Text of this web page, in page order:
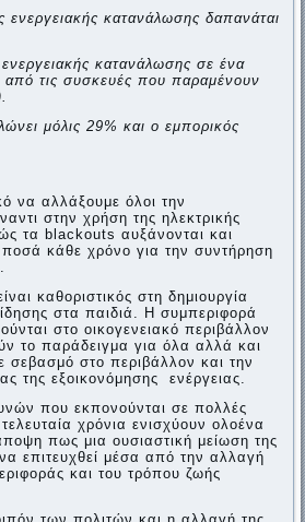
ενεργειακής κατανάλωσης δαπανάται
κατανάλωσης σε ένα
από τις συσκευές που παραμένουν
μόλις 29% και ο εμπορικός
να αλλάξουμε όλοι την
στην χρήση της ηλεκτρικής
τα blackouts αυξάνονται και
κάθε χρόνο για την συντήρηση
καθοριστικός στη δημιουργία
στα παιδιά. Η συμπεριφορά
στο οικογενειακό περιβάλλον
το παράδειγμα για όλα αλλά και
σεβασμό στο περιβάλλον και την
της εξοικονόμησης ενέργειας.
που εκπονούνται σε πολλές
χρόνια ενισχύουν ολοένα
πως μια ουσιαστική μείωση της
επιτευχθεί μέσα από την αλλαγή
και του τρόπου ζωής